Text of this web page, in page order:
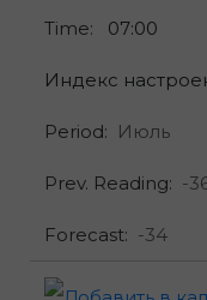
Time: 07:00
Индекс
Period: Июль
Prev. Reading: -
Forecast: -34